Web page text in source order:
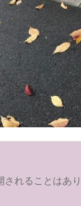
れることはあり